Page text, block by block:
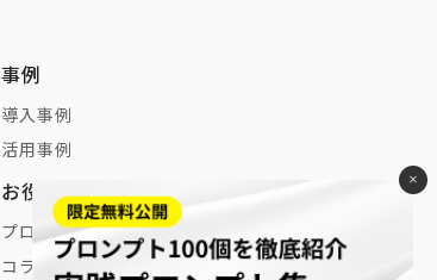
事例
導入事例
活用事例
お役立ち情報
プロンプト紹介
コラム
×